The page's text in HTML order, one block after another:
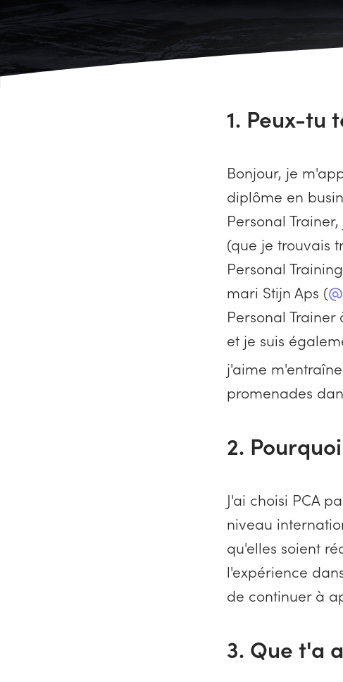
1. Peux-tu
Bonjour, je
diplôme en
Personal
(que je trouvais
Personal
mari Stijn Aps (
Personal
et je suis
j'aime
promenades
2.
J'ai choisi PCA
niveau
qu'elles soient
l'expérience
de continuer à
3. Que t'a